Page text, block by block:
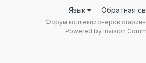
Язык Обратная
Форум коллекционеров
Powered by Invision